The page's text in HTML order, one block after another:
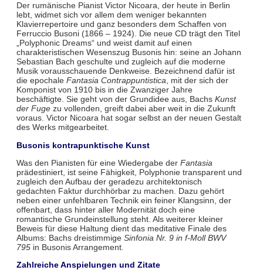
Der rumänische Pianist Victor Nicoara, der heute in Berlin
lebt, widmet sich vor allem dem weniger bekannten
Klavierrepertoire und ganz besonders dem Schaffen von
Ferruccio Busoni (1866 – 1924). Die neue CD trägt den Titel
„Polyphonic Dreams“ und weist damit auf einen
charakteristischen Wesenszug Busonis hin: seine an Johann
Sebastian Bach geschulte und zugleich auf die moderne
Musik vorausschauende Denkweise. Bezeichnend dafür ist
die epochale Fantasia Contrappuntistica, mit der sich der
Komponist von 1910 bis in die Zwanziger Jahre
beschäftigte. Sie geht von der Grundidee aus, Bachs Kunst
der Fugezu vollenden, greift dabei aber weit in die Zukunft
voraus. Victor Nicoara hat sogar selbst an der neuen Gestalt
des Werks mitgearbeitet.
Busonis kontrapunktische Kunst
Was den Pianisten für eine Wiedergabe der Fantasia
prädestiniert, ist seine Fähigkeit, Polyphonie transparent und
zugleich den Aufbau der geradezu architektonisch
gedachten Faktur durchhörbar zu machen. Dazu gehört
neben einer unfehlbaren Technik ein feiner Klangsinn, der
offenbart, dass hinter aller Modernität doch eine
romantische Grundeinstellung steht. Als weiterer kleiner
Beweis für diese Haltung dient das meditative Finale des
Albums: Bachs dreistimmige Sinfonia Nr. 9 in f-Moll BWV
795in Busonis Arrangement.
Zahlreiche Anspielungen und Zitate